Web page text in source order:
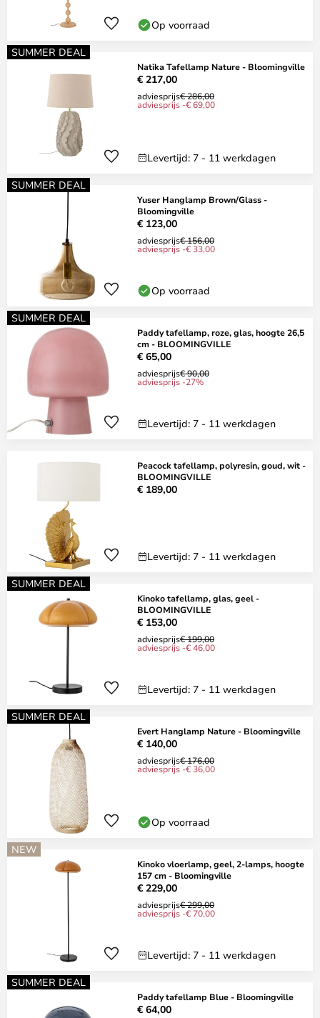
Op voorraad
SUMMER DEAL
Natika Tafellamp Nature - Bloomingville
€ 217,00
adviesprijs€ 286,00
adviesprijs -€ 69,00
Levertijd: 7 - 11 werkdagen
SUMMER DEAL
Yuser Hanglamp Brown/Glass -
Bloomingville
€ 123,00
adviesprijs€ 156,00
adviesprijs -€ 33,00
Op voorraad
SUMMER DEAL
Paddy tafellamp, roze, glas, hoogte 26,5
cm - BLOOMINGVILLE
€ 65,00
adviesprijs€ 90,00
adviesprijs -27%
Levertijd: 7 - 11 werkdagen
Peacock tafellamp, polyresin, goud, wit -
BLOOMINGVILLE
€ 189,00
Levertijd: 7 - 11 werkdagen
SUMMER DEAL
Kinoko tafellamp, glas, geel -
BLOOMINGVILLE
€ 153,00
adviesprijs€ 199,00
adviesprijs -€ 46,00
Levertijd: 7 - 11 werkdagen
SUMMER DEAL
Evert Hanglamp Nature - Bloomingville
€ 140,00
adviesprijs€ 176,00
adviesprijs -€ 36,00
Op voorraad
NEW
Kinoko vloerlamp, geel, 2-lamps, hoogte
157 cm - Bloomingville
€ 229,00
adviesprijs€ 299,00
adviesprijs -€ 70,00
Levertijd: 7 - 11 werkdagen
SUMMER DEAL
Paddy tafellamp Blue - Bloomingville
€ 64,00